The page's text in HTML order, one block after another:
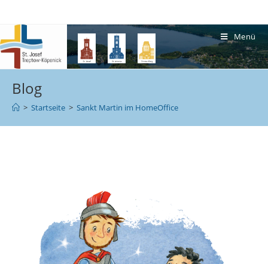
Menü
Blog
> Startseite > Sankt Martin im HomeOffice